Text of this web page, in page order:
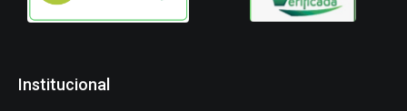
Institucional